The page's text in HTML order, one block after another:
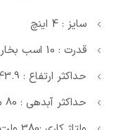
سایز : 4 اینچ
قدرت : 10 اسب بخار
حداکثر ارتفاع : 43.9 متر
حداکثر آبدهی : 80 متر مکعب در ساعت